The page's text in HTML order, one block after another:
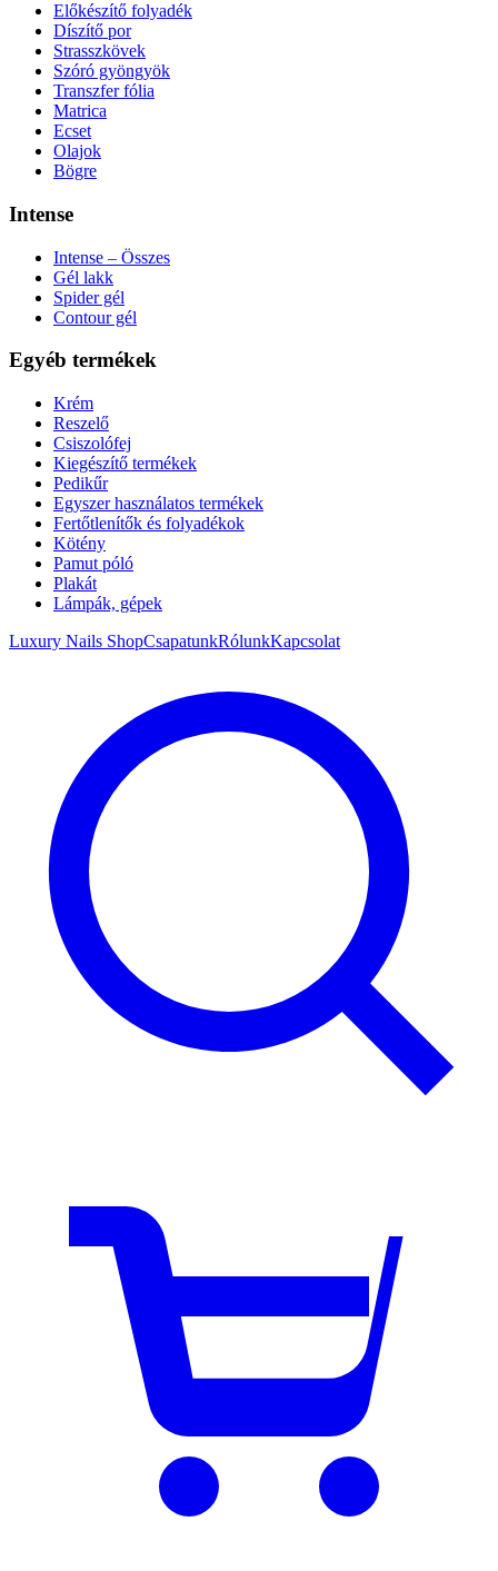
Előkészítő folyadék
Díszítő por
Strasszkövek
Szóró gyöngyök
Transzfer fólia
Matrica
Ecset
Olajok
Bögre
Intense
Intense – Összes
Gél lakk
Spider gél
Contour gél
Egyéb termékek
Krém
Reszelő
Csiszolófej
Kiegészítő termékek
Pedikűr
Egyszer használatos termékek
Fertőtlenítők és folyadékok
Kötény
Pamut póló
Plakát
Lámpák, gépek
Luxury Nails ShopCsapatunkRólunkKapcsolat